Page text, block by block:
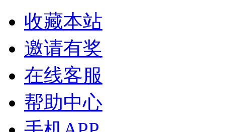
收藏本站
邀请有奖
在线客服
帮助中心